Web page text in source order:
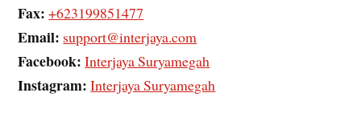
Fax: +623199851477
Email: support@interjaya.com
Facebook: Interjaya Suryamegah
Instagram: Interjaya Suryamegah